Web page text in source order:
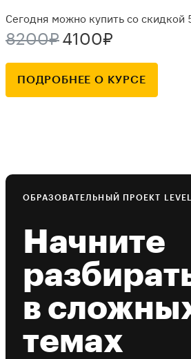
Сегодня можно купить со скидкой
8200₽ 4100₽
ПОДРОБНЕЕ О КУРСЕ
ОБРАЗОВАТЕЛЬНЫЙ ПРОЕКТ LEVEL
Начните
в
темах